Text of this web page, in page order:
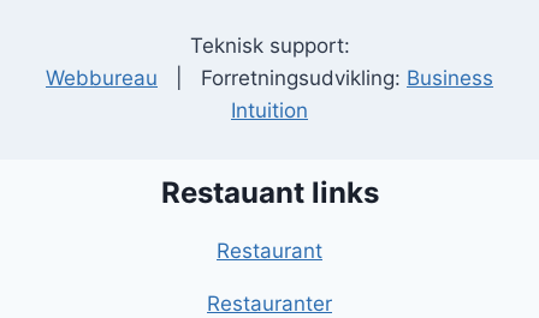
Teknisk support:
Webbureau | Forretningsudvikling: Business
Intuition
Restauant links
Restaurant
Restauranter